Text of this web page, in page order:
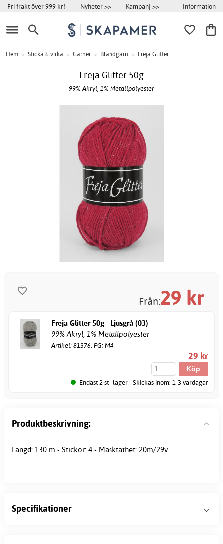
Fri frakt över 999 kr! Nyheter >> Kampanj >> Information
Hem > Sticka & virka > Garner > Blandgarn > Freja Glitter
Freja Glitter 50g
99% Akryl, 1% Metallpolyester
Från:29 kr
Freja Glitter 50g - Ljusgrå (03)
99% Akryl, 1% Metallpolyester
Artikel: 81376. PG: M4
29 kr
Endast 2 st i lager - Skickas inom: 1-3 vardagar
Produktbeskrivning:
Längd: 130 m - Stickor: 4 - Masktäthet: 20m/29v
Specifikationer